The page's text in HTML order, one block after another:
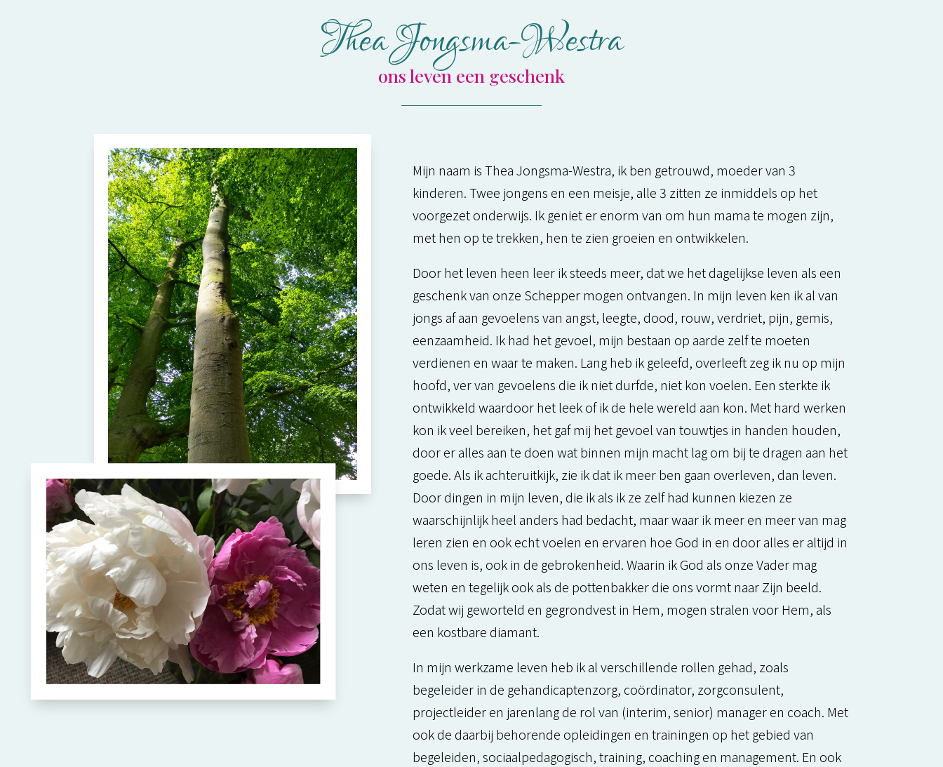
Thea Jongsma-Westra
ons leven een geschenk
Mijn naam is Thea Jongsma-Westra, ik ben getrouwd, moeder van 3
kinderen. Twee jongens en een meisje, alle 3 zitten ze inmiddels op het
voorgezet onderwijs. Ik geniet er enorm van om hun mama te mogen zijn,
met hen op te trekken, hen te zien groeien en ontwikkelen.
Door het leven heen leer ik steeds meer, dat we het dagelijkse leven als een
geschenk van onze Schepper mogen ontvangen. In mijn leven ken ik al van
jongs af aan gevoelens van angst, leegte, dood, rouw, verdriet, pijn, gemis,
eenzaamheid. Ik had het gevoel, mijn bestaan op aarde zelf te moeten
verdienen en waar te maken. Lang heb ik geleefd, overleeft zeg ik nu op mijn
hoofd, ver van gevoelens die ik niet durfde, niet kon voelen. Een sterkte ik
ontwikkeld waardoor het leek of ik de hele wereld aan kon. Met hard werken
kon ik veel bereiken, het gaf mij het gevoel van touwtjes in handen houden,
door er alles aan te doen wat binnen mijn macht lag om bij te dragen aan het
goede. Als ik achteruitkijk, zie ik dat ik meer ben gaan overleven, dan leven.
Door dingen in mijn leven, die ik als ik ze zelf had kunnen kiezen ze
waarschijnlijk heel anders had bedacht, maar waar ik meer en meer van mag
leren zien en ook echt voelen en ervaren hoe God in en door alles er altijd in
ons leven is, ook in de gebrokenheid. Waarin ik God als onze Vader mag
weten en tegelijk ook als de pottenbakker die ons vormt naar Zijn beeld.
Zodat wij geworteld en gegrondvest in Hem, mogen stralen voor Hem, als
een kostbare diamant.
In mijn werkzame leven heb ik al verschillende rollen gehad, zoals
begeleider in de gehandicaptenzorg, coördinator, zorgconsulent,
projectleider en jarenlang de rol van (interim, senior) manager en coach. Met
ook de daarbij behorende opleidingen en trainingen op het gebied van
begeleiden, sociaalpedagogisch, training, coaching en management. En ook